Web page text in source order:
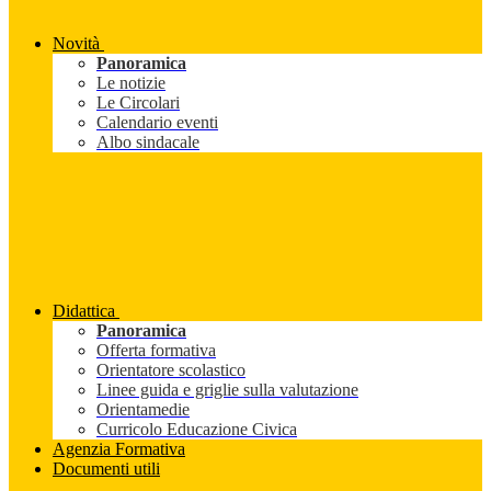
Novità
Panoramica
Le notizie
Le Circolari
Calendario eventi
Albo sindacale
Didattica
Panoramica
Offerta formativa
Orientatore scolastico
Linee guida e griglie sulla valutazione
Orientamedie
Curricolo Educazione Civica
Agenzia Formativa
Documenti utili